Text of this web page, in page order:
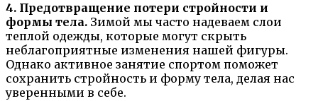
4. Предотвращение потери стройности и
формы тела. Зимой мы часто надеваем слои
теплой одежды, которые могут скрыть
неблагоприятные изменения нашей фигуры.
Однако активное занятие спортом поможет
сохранить стройность и форму тела, делая нас
уверенными в себе.